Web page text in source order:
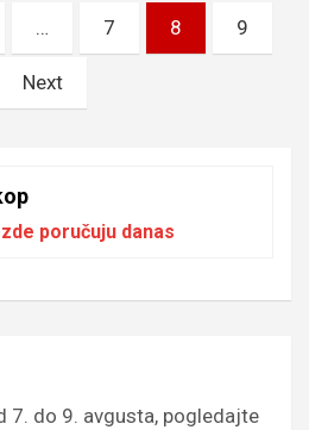
… 7 8 9
Next
poručuju danas
7. do 9. avgusta, pogledajte